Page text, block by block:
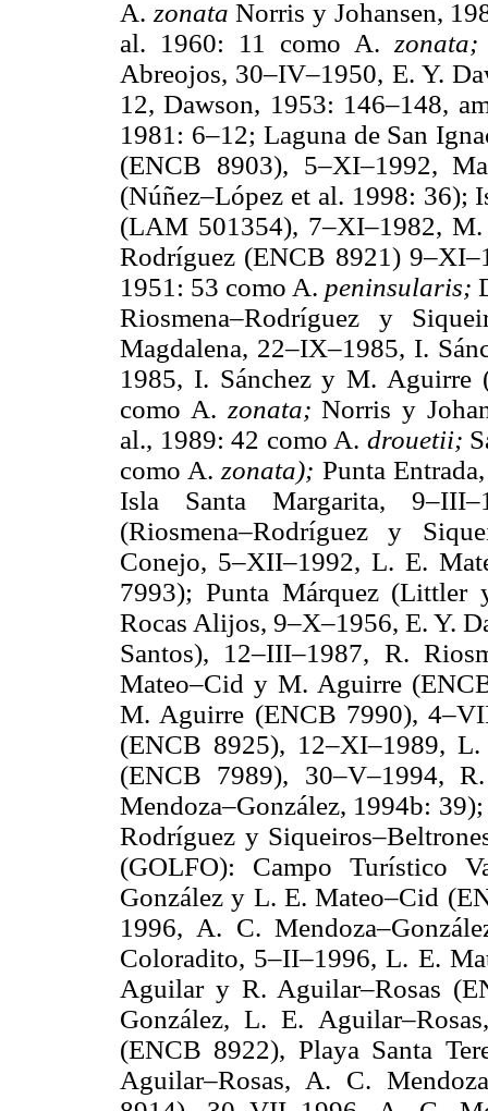
A. zonataNorris y Johansen,
al. 1960: 11 como A.
Abreojos, 30–IV–1950, E. Y.
12, Dawson, 1953: 146–148,
1981: 6–12; Laguna de San
(ENCB 8903), 5–XI–1992,
(Núñez–López et al. 1998: 36);
(LAM 501354), 7–XI–1982,
Rodríguez (ENCB 8921)
1951: 53 como A. peninsularis;
Riosmena–Rodríguez y
Magdalena, 22–IX–1985, I.
1985, I. Sánchez y M. Aguirre
como A. zonata;Norris y
al., 1989: 42 como A. drouetii;
como A.zonata); Punta
Isla Santa Margarita,
(Riosmena–Rodríguez y
Conejo, 5–XII–1992, L. E.
7993); Punta Márquez
Rocas Alijos, 9–X–1956, E. Y.
Santos), 12–III–1987, R.
Mateo–Cid y M. Aguirre
M. Aguirre (ENCB 7990),
(ENCB 8925), 12–XI–1989,
(ENCB 7989), 30–V–1994,
Mendoza–González, 1994b:
Rodríguez y
(GOLFO): Campo Turístico
González y L. E. Mateo–Cid
1996, A. C.
Coloradito, 5–II–1996, L. E.
Aguilar y R. Aguilar–Rosas
González, L. E.
(ENCB 8922), Playa Santa
Aguilar–Rosas, A. C.